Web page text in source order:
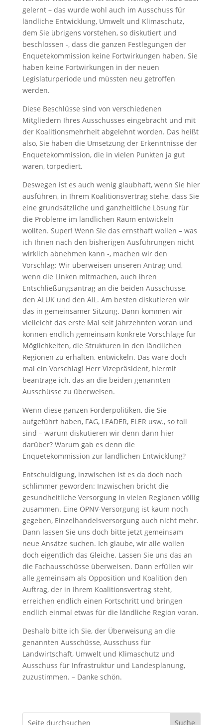
gelernt – das wurde wohl auch im Ausschuss für
ländliche Entwicklung, Umwelt und Klimaschutz,
dem Sie übrigens vorstehen, so diskutiert und
beschlossen -, dass die ganzen Festlegungen der
Enquetekommission keine Fortwirkungen haben. Sie
haben keine Fortwirkungen in der neuen
Legislaturperiode und müssten neu getroffen
werden.
Diese Beschlüsse sind von verschiedenen
Mitgliedern Ihres Ausschusses eingebracht und mit
der Koalitionsmehrheit abgelehnt worden. Das heißt
also, Sie haben die Umsetzung der Erkenntnisse der
Enquetekommission, die in vielen Punkten ja gut
waren, torpediert.
Deswegen ist es auch wenig glaubhaft, wenn Sie hier
ausführen, in Ihrem Koalitionsvertrag stehe, dass Sie
eine grundsätzliche und ganzheitliche Lösung für
die Probleme im ländlichen Raum entwickeln
wollten. Super! Wenn Sie das ernsthaft wollen – was
ich Ihnen nach den bisherigen Ausführungen nicht
wirklich abnehmen kann -, machen wir den
Vorschlag: Wir überweisen unseren Antrag und,
wenn die Linken mitmachen, auch ihren
Entschließungsantrag an die beiden Ausschüsse,
den ALUK und den AIL. Am besten diskutieren wir
das in gemeinsamer Sitzung. Dann kommen wir
vielleicht das erste Mal seit Jahrzehnten voran und
können endlich gemeinsam konkrete Vorschläge für
Möglichkeiten, die Strukturen in den ländlichen
Regionen zu erhalten, entwickeln. Das wäre doch
mal ein Vorschlag! Herr Vizepräsident, hiermit
beantrage ich, das an die beiden genannten
Ausschüsse zu überweisen.
Wenn diese ganzen Förderpolitiken, die Sie
aufgeführt haben, FAG, LEADER, ELER usw., so toll
sind – warum diskutieren wir denn dann hier
darüber? Warum gab es denn die
Enquetekommission zur ländlichen Entwicklung?
Entschuldigung, inzwischen ist es da doch noch
schlimmer geworden: Inzwischen bricht die
gesundheitliche Versorgung in vielen Regionen völlig
zusammen. Eine ÖPNV-Versorgung ist kaum noch
gegeben, Einzelhandelsversorgung auch nicht mehr.
Dann lassen Sie uns doch bitte jetzt gemeinsam
neue Ansätze suchen. Ich glaube, wir alle wollen
doch eigentlich das Gleiche. Lassen Sie uns das an
die Fachausschüsse überweisen. Dann erfüllen wir
alle gemeinsam als Opposition und Koalition den
Auftrag, der in Ihrem Koalitionsvertrag steht,
erreichen endlich einen Fortschritt und bringen
endlich einmal etwas für die ländliche Region voran.
Deshalb bitte ich Sie, der Überweisung an die
genannten Ausschüsse, Ausschuss für
Landwirtschaft, Umwelt und Klimaschutz und
Ausschuss für Infrastruktur und Landesplanung,
zuzustimmen. – Danke schön.